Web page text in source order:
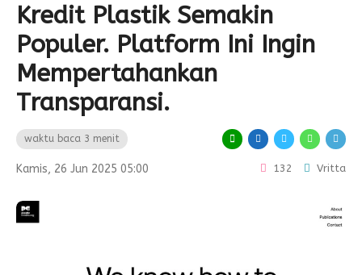
Kredit Plastik Semakin
Populer. Platform Ini Ingin
Mempertahankan
Transparansi.
waktu baca 3 menit
Kamis, 26 Jun 2025 05:00 132 Vritta